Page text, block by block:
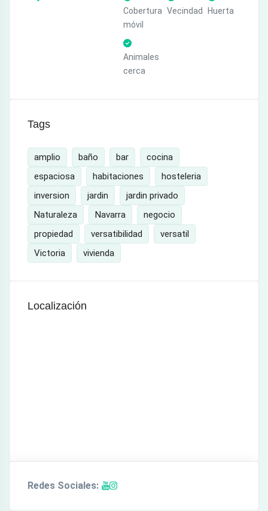
Cobertura
móvil
Vecindad Huerta
Animales
cerca
Tags
amplio baño bar
cocina
espaciosa
habitaciones
hosteleria
inversion
jardin
jardin privado
Naturaleza
Navarra
negocio
propiedad
versatibilidad
versatil
Victoria
vivienda
Localización
Redes Sociales: